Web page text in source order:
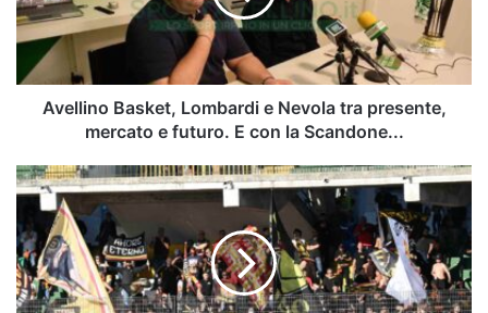
tra
presente,
mercato
e
futuro.
la
Scandone...
Avellino Basket, Lombardi e Nevola tra presente,
mercato e futuro. E con la Scandone...
Messina,
contatti
con
un
ex
Avellino